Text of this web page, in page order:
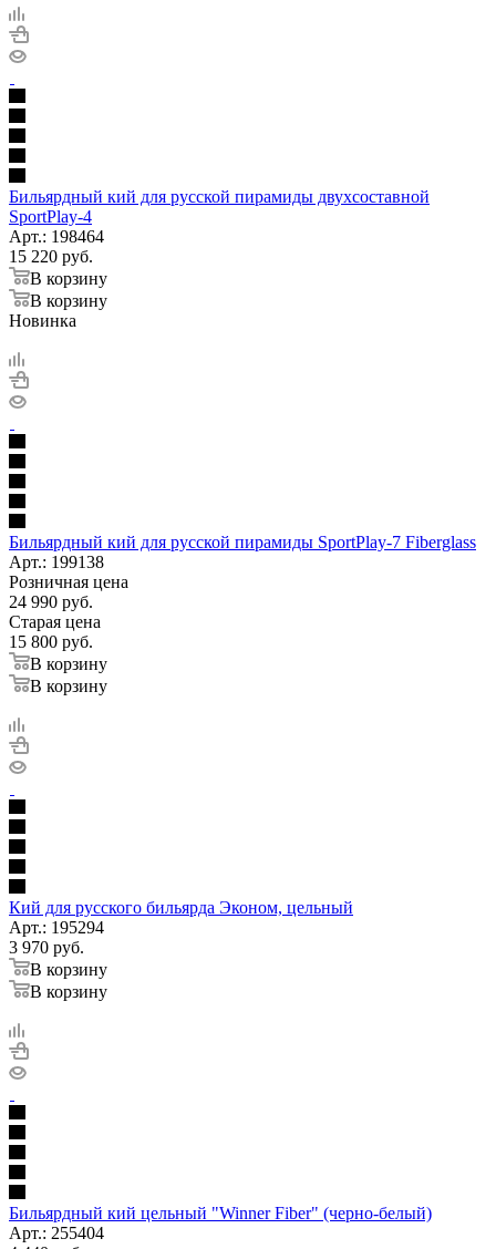
Бильярдный кий для русской пирамиды двухсоставной
SportPlay-4
Арт.: 198464
15 220 руб.
В корзину
В корзину
Новинка
Бильярдный кий для русской пирамиды SportPlay-7 Fiberglass
Арт.: 199138
Розничная цена
24 990 руб.
Старая цена
15 800 руб.
В корзину
В корзину
Кий для русского бильярда Эконом, цельный
Арт.: 195294
3 970 руб.
В корзину
В корзину
Бильярдный кий цельный "Winner Fiber" (черно-белый)
Арт.: 255404